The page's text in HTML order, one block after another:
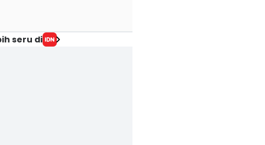
seru di